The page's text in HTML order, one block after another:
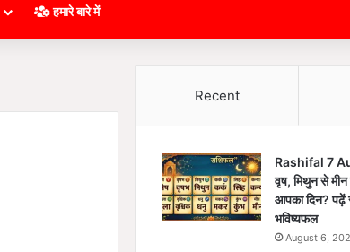
हमारे बारे में
Recent
Rashifal 7
वृष, मिथुन से
आपका दिन? पढ़ें
भविष्यफल
August 6,